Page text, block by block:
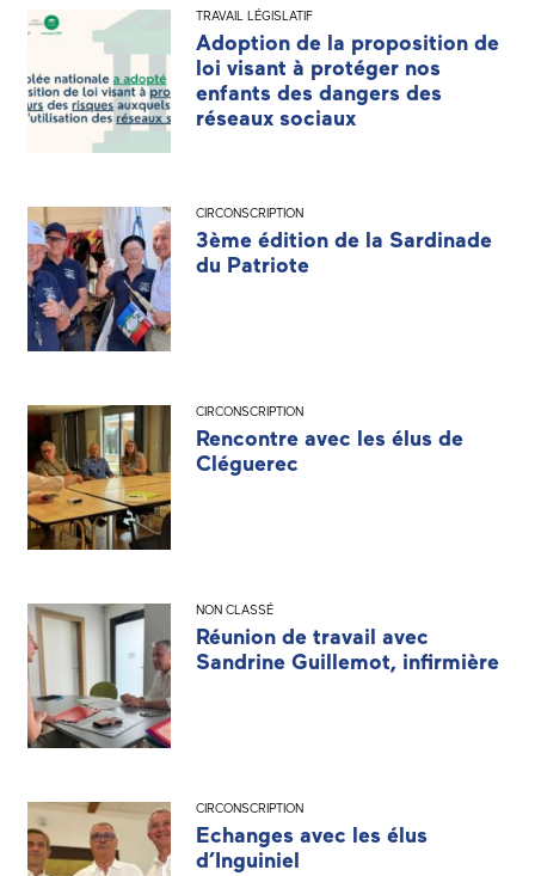
TRAVAIL LÉGISLATIF
Adoption de la proposition de
loi visant à protéger nos
enfants des dangers des
réseaux sociaux
CIRCONSCRIPTION
3ème édition de la Sardinade
du Patriote
CIRCONSCRIPTION
Rencontre avec les élus de
Cléguerec
NON CLASSÉ
Réunion de travail avec
Sandrine Guillemot, infirmière
CIRCONSCRIPTION
Echanges avec les élus
d’Inguiniel